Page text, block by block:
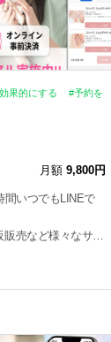
果的にする
#予約を
月額 9,800円
間いつでもLINEで
売など様々なサー